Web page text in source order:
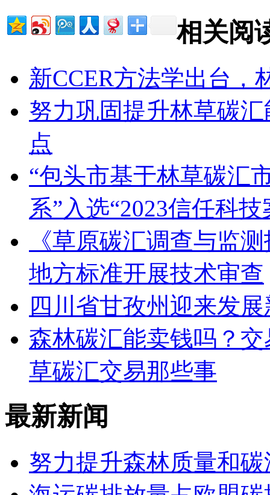
相关阅
新CCER方法学出台，
努力巩固提升林草碳
点
“包头市基于林草碳汇
系”入选“2023信任科
《草原碳汇调查与监
地方标准开展技术审查
四川省甘孜州迎来发
森林碳汇能卖钱吗？
草碳汇交易那些事
最新新闻
努力提升森林质量和